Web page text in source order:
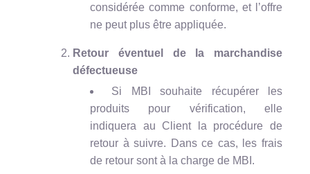
considérée comme conforme, et l’offre
ne peut plus être appliquée.
Retour éventuel de la marchandise
défectueuse
Si MBI souhaite récupérer les
produits pour vérification, elle
indiquera au Client la procédure de
retour à suivre. Dans ce cas, les frais
de retour sont à la charge de MBI.